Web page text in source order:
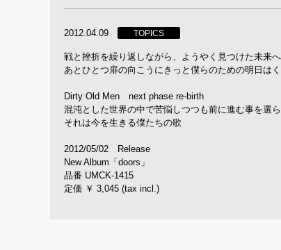
2012.04.09 TOPICS
戦と挫折を繰り返しながら、ようやく見つけた未来
あとひとつ扉の向こうにきっと僕らのための明日は
Dirty Old Men next phase re-birth
混沌とした世界の中で苦悩しつつも前に進む事を選
それは今を生きる僕たちの歌
2012/05/02 Release
New Album「doors」
品番 UMCK-1415
定価 ￥ 3,045 (tax incl.)